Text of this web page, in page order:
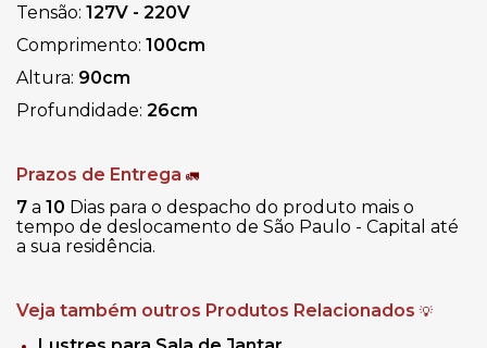
Tensão: 127V - 220V
Comprimento: 100cm
Altura: 90cm
Profundidade: 26cm
Prazos de Entrega 🚛
7 a 10 Dias para o despacho do produto mais o
tempo de deslocamento de São Paulo - Capital até
a sua residência.
Veja também outros Produtos Relacionados 💡